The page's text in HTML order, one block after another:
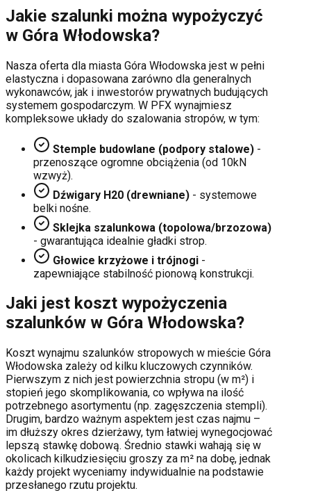
Jakie szalunki można wypożyczyć
w Góra Włodowska?
Nasza oferta dla miasta Góra Włodowska jest w pełni
elastyczna i dopasowana zarówno dla generalnych
wykonawców, jak i inwestorów prywatnych budujących
systemem gospodarczym. W PFX wynajmiesz
kompleksowe układy do szalowania stropów, w tym:
Stemple budowlane (podpory stalowe) -
przenoszące ogromne obciążenia (od 10kN
wzwyż).
Dźwigary H20 (drewniane) - systemowe
belki nośne.
Sklejka szalunkowa (topolowa/brzozowa)
- gwarantująca idealnie gładki strop.
Głowice krzyżowe i trójnogi -
zapewniające stabilność pionową konstrukcji.
Jaki jest koszt wypożyczenia
szalunków w Góra Włodowska?
Koszt wynajmu szalunków stropowych w mieście Góra
Włodowska zależy od kilku kluczowych czynników.
Pierwszym z nich jest powierzchnia stropu (w m²) i
stopień jego skomplikowania, co wpływa na ilość
potrzebnego asortymentu (np. zagęszczenia stempli).
Drugim, bardzo ważnym aspektem jest czas najmu –
im dłuższy okres dzierżawy, tym łatwiej wynegocjować
lepszą stawkę dobową. Średnio stawki wahają się w
okolicach kilkudziesięciu groszy za m² na dobę, jednak
każdy projekt wyceniamy indywidualnie na podstawie
przesłanego rzutu projektu.